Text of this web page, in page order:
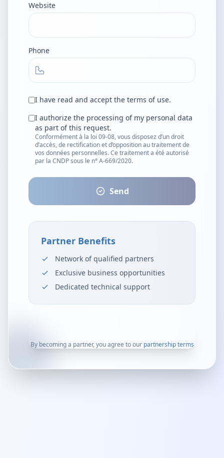
Website
Phone
I have read and accept the terms of use.
I authorize the processing of my personal data
as part of this request.
Conformément à la loi 09-08, vous disposez d’un droit
d’accès, de rectification et d’opposition au traitement de
vos données personnelles. Ce traitement a été autorisé
par la CNDP sous le n° A-669/2020.
Send
Partner Benefits
Network of qualified partners
Exclusive business opportunities
Dedicated technical support
By becoming a partner, you agree to our partnership terms